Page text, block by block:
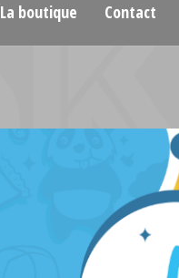
La boutique Contact